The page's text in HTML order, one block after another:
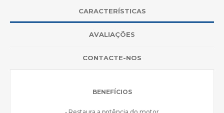
CARACTERÍSTICAS
AVALIAÇÕES
CONTACTE-NOS
BENEFÍCIOS